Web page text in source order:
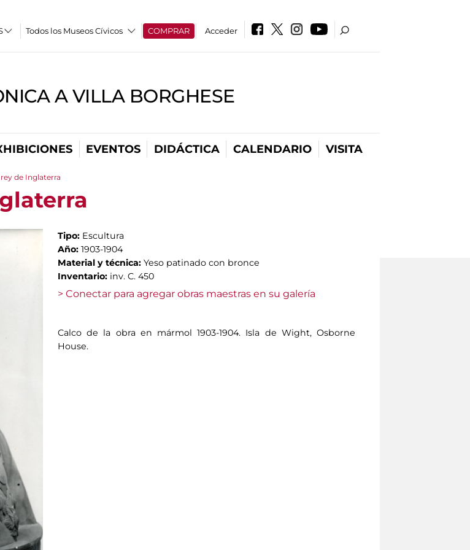
Todos los Museos Cívicos COMPRAR Acceder
A VILLA BORGHESE
EVENTOS DIDÁCTICA CALENDARIO VISITA
de Inglaterra
Tipo: Escultura
Año: 1903-1904
Material y técnica: Yeso patinado con bronce
Inventario: inv. C. 450
> Conectar para agregar obras maestras en su galería
Calco de la obra en mármol 1903-1904. Isla de Wight, Osborne
House.